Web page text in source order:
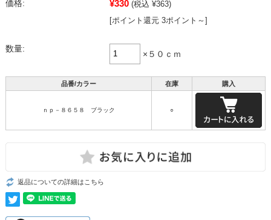
価格: ¥330 (税込 ¥363)
[ポイント還元 3ポイント～]
数量:
×５０ｃｍ
品番/カラー 在庫 購入
ｎｐ－８６５８ ブラック ○
返品についての詳細はこちら